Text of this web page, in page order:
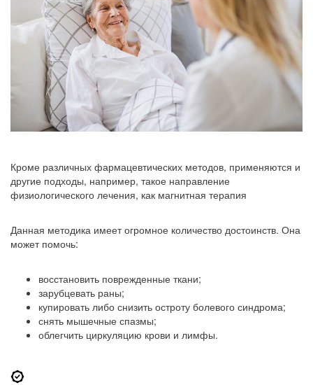
Кроме различных фармацевтических методов, применяются и
другие подходы, например, такое направление
физиологического лечения, как магнитная терапия
Данная методика имеет огромное количество достоинств. Она
может помочь:
восстановить поврежденные ткани;
зарубцевать раны;
купировать либо снизить остроту болевого синдрома;
снять мышечные спазмы;
облегчить циркуляцию крови и лимфы.